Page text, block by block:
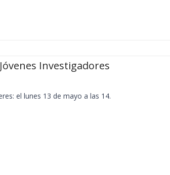
Investigadores
el lunes 13 de mayo a las 14.